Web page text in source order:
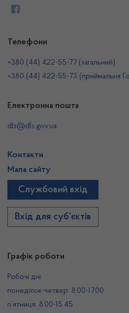
Графік роботи
Робочі дні:
понеділок-четвер: 8.00-17.00
п’ятниця: 8.00-15.45
Телефони
+380 (44) 422-55-77 (загальний)
+380 (44) 422-55-73 (приймальня
Електронна пошта
dls@dls.gov.ua
Контакти
Мапа сайту
Службовий вхід
Вхід для суб’єктів